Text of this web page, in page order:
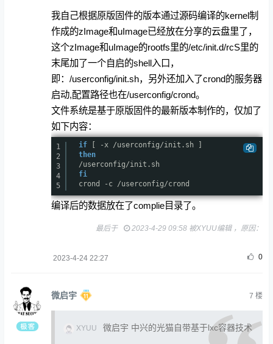
我自己根据原版固件的版本通过源码编译的kernel制
作成的zImage和uImage已经放在分享的云盘里了，
这个zImage和uImage的rootfs里的/etc/init.d/rcS里的
末尾加了一个自启的shell入口，
即：/userconfig/init.sh，另外还加入了crond的服务器
启动,配置路径也在/userconfig/crond。
文件系统是基于原版固件的最新版本制作的，仅加了
如下内容：
1
2
3
4
5
if [ -x /userconfig/init .sh ]
then
/userconfig/init .sh
fi
crond -c /userconfig/crond
编译后的数据放在了complie目录了。
最后于 2023-4-29 09:58 被XYUU编辑 ，原因：
2023-4-24 22:27 0
微启宇 7 楼
XYUU 微启宇 中兴的光猫自带基于lxc容器技术